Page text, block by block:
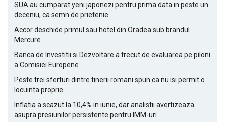
SUA au cumparat yeni japonezi pentru prima data in peste un
deceniu, ca semn de prietenie
Accor deschide primul sau hotel din Oradea sub brandul
Mercure
Banca de Investitii si Dezvoltare a trecut de evaluarea pe piloni
a Comisiei Europene
Peste trei sferturi dintre tinerii romani spun ca nu isi permit o
locuinta proprie
Inflatia a scazut la 10,4% in iunie, dar analistii avertizeaza
asupra presiunilor persistente pentru IMM-uri